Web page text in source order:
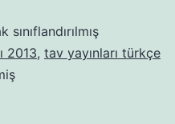
sınıflandırılmış
2013, tav yayınları türkçe